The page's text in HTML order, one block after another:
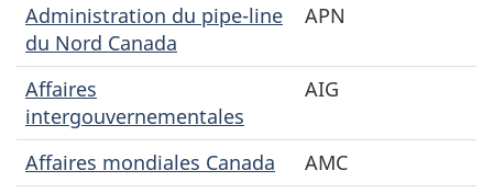
Administration du pipe-line
du Nord Canada
APN
Affaires
intergouvernementales
AIG
Affaires mondiales Canada
AMC